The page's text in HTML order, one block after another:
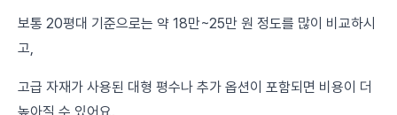
보통 20평대 기준으로는 약 18만~25만 원 정도를 많이 비교하시
고,
고급 자재가 사용된 대형 평수나 추가 옵션이 포함되면 비용이 더
높아질 수 있어요.